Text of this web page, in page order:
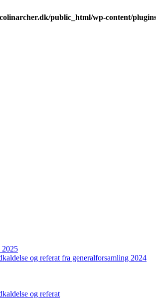
public_html/wp-content/
2025
og referat fra generalforsamling 2024
og referat